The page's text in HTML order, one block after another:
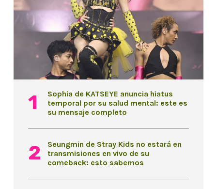
Sophia de KATSEYE anuncia hiatus
temporal por su salud mental: este es
su mensaje completo
Seungmin de Stray Kids no estará en
transmisiones en vivo de su
comeback: esto sabemos